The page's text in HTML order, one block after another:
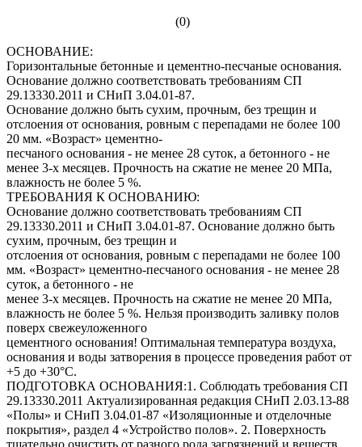
(0)
ОСНОВАНИЕ:
Горизонтальные бетонные и цементно-песчаные основания.
Основание должно соответствовать требованиям СП
29.13330.2011 и СНиП 3.04.01-87.
Основание должно быть сухим, прочным, без трещин и
отслоения от основания, ровным с перепадами не более 100
20 мм. «Возраст» цементно-
песчаного основания - не менее 28 суток, а бетонного - не
менее 3-х месяцев. Прочность на сжатие не менее 20 МПа,
влажность не более 5 %.
ТРЕБОВАНИЯ К ОСНОВАНИЮ:
Основание должно соответствовать требованиям СП
29.13330.2011 и СНиП 3.04.01-87. Основание должно быть
сухим, прочным, без трещин и
отслоения от основания, ровным с перепадами не более 100
мм. «Возраст» цементно-песчаного основания - не менее 28
суток, а бетонного - не
менее 3-х месяцев. Прочность на сжатие не менее 20 МПа,
влажность не более 5 %. Нельзя производить заливку полов
поверх свежеуложенного
цементного основания! Оптимальная температура воздуха,
основания и воды затворения в процессе проведения работ от
+5 до +30°С.
ПОДГОТОВКА ОСНОВАНИЯ:1. Соблюдать требования СП
29.13330.2011 Актуализированная редакция СНиП 2.03.13-88
«Полы» и СНиП 3.04.01-87 «Изоляционные и отделочные
покрытия», раздел 4 «Устройство полов». 2. Поверхность